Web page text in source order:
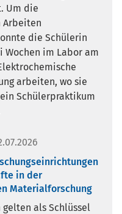
Um die
die Schülerin
Wochen im Labor am
arbeiten, wo sie
Schülerpraktikum
in der
Materialforschung
gelten als Schlüssel